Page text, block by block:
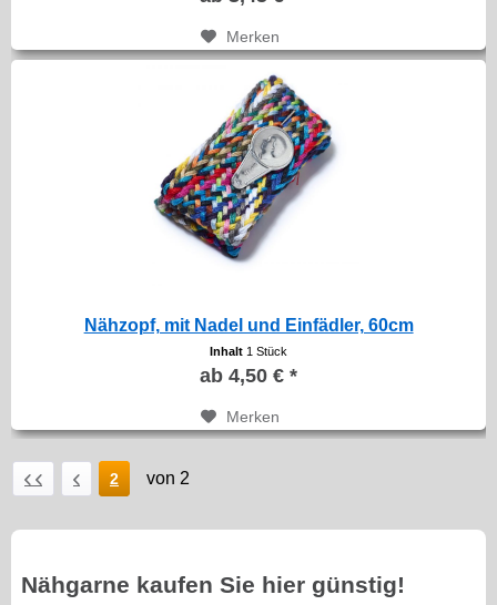
Merken
Nähzopf, mit Nadel und Einfädler, 60cm
Inhalt 1 Stück
ab 4,50 € *
Merken
2 von 2
Nähgarne kaufen Sie hier günstig!